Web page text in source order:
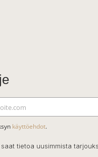
käyttöehdot.
tietoa uusimmista